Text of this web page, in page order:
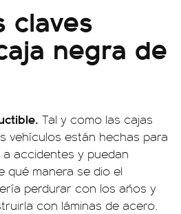
claves
negra de
Tal y como las cajas
vehículos están hechas para
accidentes y puedan
qué manera se dio el
perdurar con los años y
con láminas de acero.